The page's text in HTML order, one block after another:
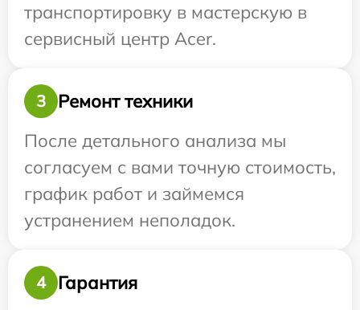
транспортировку в мастерскую в
сервисный центр Acer.
3
Ремонт техники
После детального анализа мы
согласуем с вами точную стоимость,
график работ и займемся
устранением неполадок.
4
Гарантия